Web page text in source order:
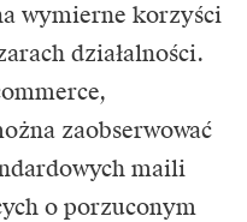
wymierne korzyści
działalności.
zaobserwować
maili
o porzuconym